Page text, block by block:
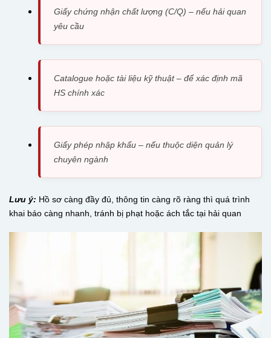
Giấy chứng nhận chất lượng (C/Q) – nếu hải quan
yêu cầu
Catalogue hoặc tài liệu kỹ thuật – để xác định mã
HS chính xác
Giấy phép nhập khẩu – nếu thuộc diện quản lý
chuyên ngành
Lưu ý: Hồ sơ càng đầy đủ, thông tin càng rõ ràng thì quá trình
khai báo càng nhanh, tránh bị phạt hoặc ách tắc tại hải quan